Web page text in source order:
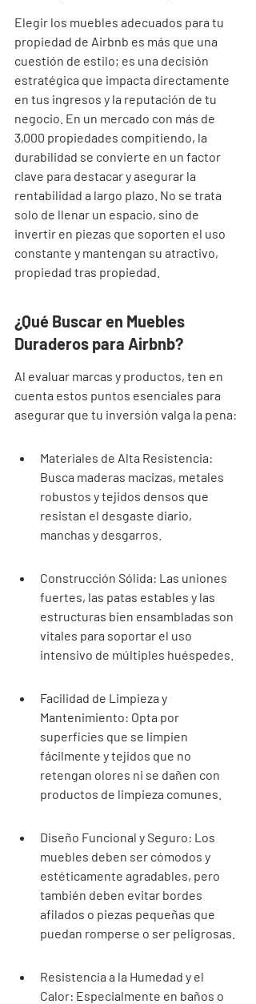
Elegir los muebles adecuados para tu
propiedad de Airbnb es más que una
cuestión de estilo; es una decisión
estratégica que impacta directamente
en tus ingresos y la reputación de tu
negocio. En un mercado con más de
3,000 propiedades compitiendo, la
durabilidad se convierte en un factor
clave para destacar y asegurar la
rentabilidad a largo plazo. No se trata
solo de llenar un espacio, sino de
invertir en piezas que soporten el uso
constante y mantengan su atractivo,
propiedad tras propiedad.
¿Qué Buscar en Muebles
Duraderos para Airbnb?
Al evaluar marcas y productos, ten en
cuenta estos puntos esenciales para
asegurar que tu inversión valga la pena:
Materiales de Alta Resistencia:
Busca maderas macizas, metales
robustos y tejidos densos que
resistan el desgaste diario,
manchas y desgarros.
Construcción Sólida: Las uniones
fuertes, las patas estables y las
estructuras bien ensambladas son
vitales para soportar el uso
intensivo de múltiples huéspedes.
Facilidad de Limpieza y
Mantenimiento: Opta por
superficies que se limpien
fácilmente y tejidos que no
retengan olores ni se dañen con
productos de limpieza comunes.
Diseño Funcional y Seguro: Los
muebles deben ser cómodos y
estéticamente agradables, pero
también deben evitar bordes
afilados o piezas pequeñas que
puedan romperse o ser peligrosas.
Resistencia a la Humedad y el
Calor: Especialmente en baños o